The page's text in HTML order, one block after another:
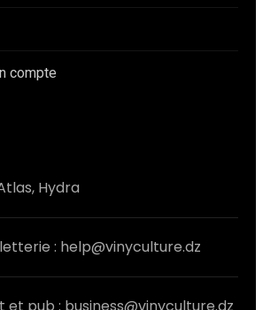
compte
Hydra
: help@vinyculture.dz